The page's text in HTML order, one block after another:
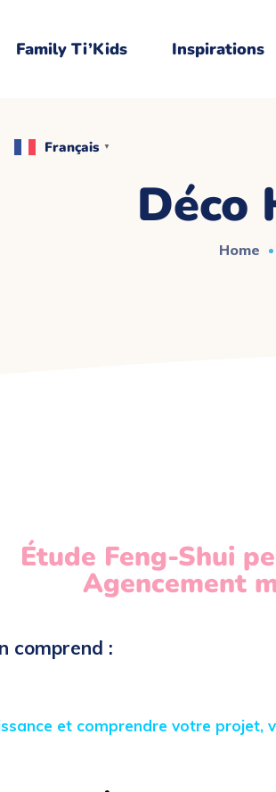
Family Ti’Kids Inspirations
Français ▼
Français ▼
Déco
Home
Étude Feng-Shui
Agencement
:
et comprendre votre projet,